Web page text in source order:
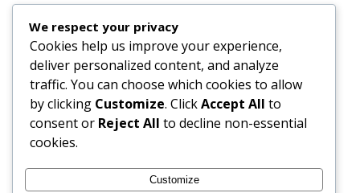
2021
2022
2023
2024
2025
2026
25 de abril
37
We respect your privacy
Cookies help us improve your experience,
deliver personalized content, and analyze
traffic. You can choose which cookies to allow
by clicking Customize. ClickAccept All to
consent or Reject All to decline non-essential
cookies.
Customize